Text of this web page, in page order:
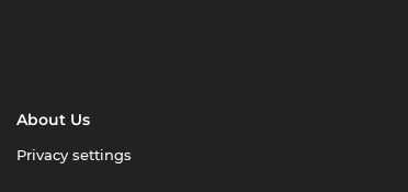
About Us
Privacy settings